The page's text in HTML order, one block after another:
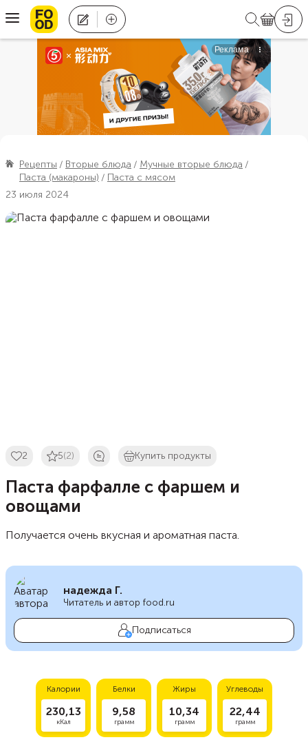
Рецепты Вторые блюда
Мучные вторые блюда
Паста (макароны)
Паста с мясом
23 июля 2024
2 5(2) Купить продукты
Паста фарфалле с фаршем и
овощами
Получается очень вкусная и ароматная паста.
надежда Г.
Читатель и автор food.ru
Подписаться
Калории
230,13
кКал
Белки
9,58
грамм
Жиры
10,34
грамм
Углеводы
22,44
грамм